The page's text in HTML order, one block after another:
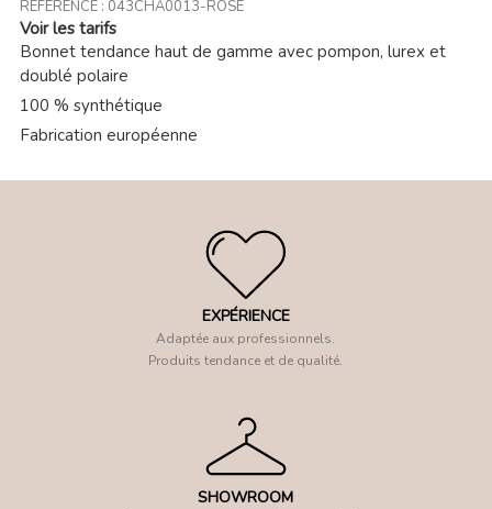
RÉFÉRENCE : 043CHA0013-ROSE
Voir les tarifs
Bonnet tendance haut de gamme avec pompon, lurex et
doublé polaire
100 % synthétique
Fabrication européenne
EXPÉRIENCE
Adaptée aux professionnels.
Produits tendance et de qualité.
SHOWROOM